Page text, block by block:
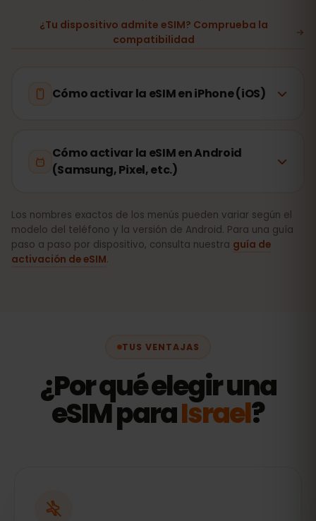
¿Tu dispositivo admite eSIM? Comprueba la
compatibilidad
Cómo activar la eSIM en iPhone (iOS)
Cómo activar la eSIM en Android
(Samsung, Pixel, etc.)
Los nombres exactos de los menús pueden variar según el
modelo del teléfono y la versión de Android. Para una guía
paso a paso por dispositivo, consulta nuestra guía de
activación de eSIM.
TUS VENTAJAS
¿Por qué elegir una
eSIM paraIsrael?